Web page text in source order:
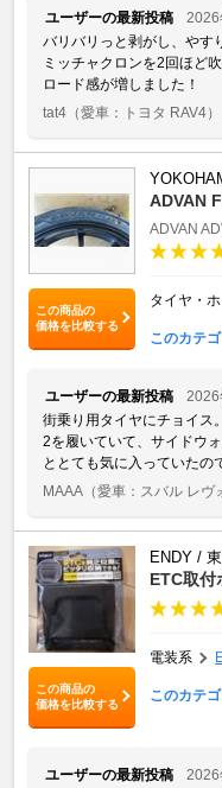
ユーザーの最新投稿
2026
バリバリっと剥がし、やす
ミッチャクロンを2回ほど
ロード感が増しました！
tat4 （愛車：トヨタ RAV4）
この商品の
価格を比較する
ADVAN
ADVAN
タイヤ・
このカテ
ユーザーの最新投稿
2026
街乗り用タイヤにチョイス
2を履いていて、サイドウ
ととても気に入っていたの
MAAA （愛車：スバル レヴ
この商品の
価格を比較する
ENDY /
ETC取付
電装系
このカテ
ユーザーの最新投稿
2026